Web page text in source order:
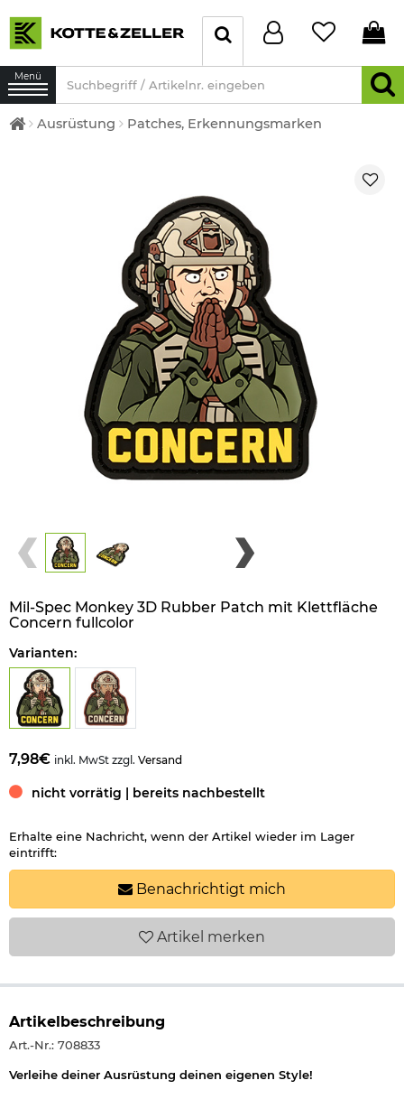
Menü
Ausrüstung Patches, Erkennungsmarken
Mil-Spec Monkey 3D Rubber Patch mit Klettfläche
Concern fullcolor
Varianten:
7,98€ inkl. MwSt zzgl. Versand
nicht vorrätig | bereits nachbestellt
Erhalte eine Nachricht, wenn der Artikel wieder im Lager
eintrifft:
Benachrichtigt mich
Artikel merken
Artikelbeschreibung
Art.-Nr.: 708833
Verleihe deiner Ausrüstung deinen eigenen Style!